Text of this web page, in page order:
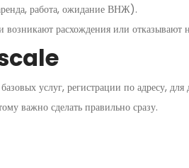
работа, ожидание ВНЖ).
расхождения или отказывают
услуг, регистрации по адресу,
важно сделать правильно сразу.